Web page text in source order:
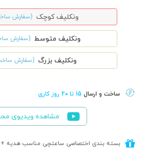
ونکلیف کوچک (سفارش
ونکلیف متوسط (سفارش
ونکلیف بزرگ (سفارش
ساخت و ارسال 15 تا 20 روز کاری
مشاهده ویدیوی
بسته بندی اختصاصی ساعتچی مناسب هدیه +